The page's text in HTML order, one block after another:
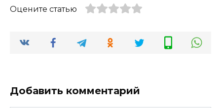
Оцените статью
Добавить комментарий